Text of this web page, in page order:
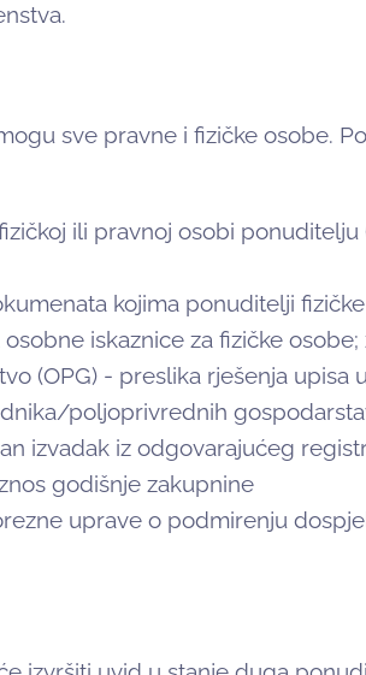
sve pravne i fizičke osobe.
ili pravnoj osobi ponuditelju
kojima ponuditelji
iskaznice za fizičke
(OPG) - preslika rješenja upisa
poljoprivrednih
izvadak iz odgovarajućeg
godišnje zakupnine
uprave o podmirenju